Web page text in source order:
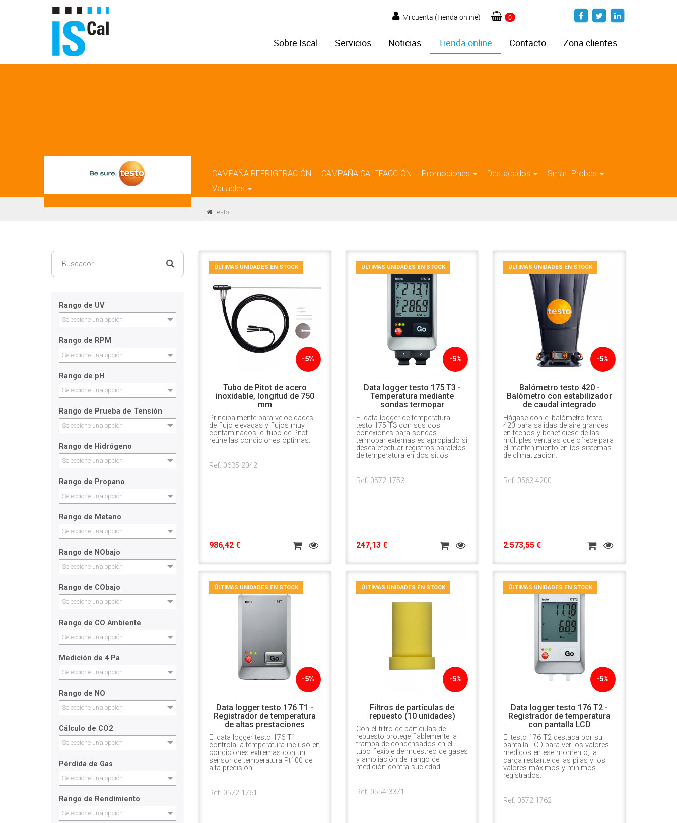
Mi cuenta (Tienda online) 0
Sobre Iscal Servicios Noticias Tienda online Contacto Zona clientes
CAMPAÑA REFRIGERACIÓN CAMPAÑA CALEFACCIÓN Promociones Destacados
Smart Probes
Variables
Testo
Rango de UV
Seleccione una opción
Rango de RPM
Seleccione una opción
Rango de pH
Seleccione una opción
Rango de Prueba de Tensión
Seleccione una opción
Rango de Hidrógeno
Seleccione una opción
Rango de Propano
Seleccione una opción
Rango de Metano
Seleccione una opción
Rango de NObajo
Seleccione una opción
Rango de CObajo
Seleccione una opción
Rango de CO Ambiente
Seleccione una opción
Medición de 4 Pa
Seleccione una opción
Rango de NO
Seleccione una opción
Cálculo de CO2
Seleccione una opción
Pérdida de Gas
Seleccione una opción
Rango de Rendimiento
Seleccione una opción
-5%
ÚLTIMAS UNIDADES EN STOCK
Tubo de Pitot de acero
inoxidable, longitud de 750
mm
Principalmente para velocidades
de flujo elevadas y flujos muy
contaminados, el tubo de Pitot
reúne las condiciones óptimas.
Ref. 0635 2042
986,42 €
-5%
ÚLTIMAS UNIDADES EN STOCK
Data logger testo 175 T3 -
Temperatura mediante
sondas termopar
El data logger de temperatura
testo 175 T3 con sus dos
conexiones para sondas
termopar externas es apropiado si
desea efectuar registros paralelos
de temperatura en dos sitios.
Ref. 0572 1753
247,13 €
-5%
ÚLTIMAS UNIDADES EN STOCK
Balómetro testo 420 -
Balómetro con estabilizador
de caudal integrado
Hágase con el balómetro testo
420 para salidas de aire grandes
en techos y benefíciese de las
múltiples ventajas que ofrece para
el mantenimiento en los sistemas
de climatización.
Ref. 0563 4200
2.573,55 €
-5%
ÚLTIMAS UNIDADES EN STOCK
Data logger testo 176 T1 -
Registrador de temperatura
de altas prestaciones
El data logger testo 176 T1
controla la temperatura incluso en
condiciones extremas con un
sensor de temperatura Pt100 de
alta precisión.
Ref. 0572 1761
-5%
ÚLTIMAS UNIDADES EN STOCK
Filtros de partículas de
repuesto (10 unidades)
Con el filtro de partículas de
repuesto protege fiablemente la
trampa de condensados en el
tubo flexible de muestreo de gases
y ampliación del rango de
medición contra suciedad.
Ref. 0554 3371
-5%
ÚLTIMAS UNIDADES EN STOCK
Data logger testo 176 T2 -
Registrador de temperatura
con pantalla LCD
El testo 176 T2 destaca por su
pantalla LCD para ver los valores
medidos en ese momento, la
carga restante de las pilas y los
valores máximos y minimos
registrados.
Ref. 0572 1762